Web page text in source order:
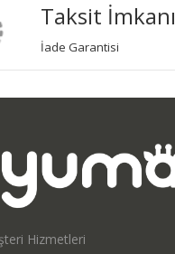
Taksit İmkanı
İade Garantisi
Hizmetleri